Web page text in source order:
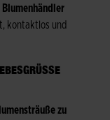
kontaktlos und
V
zu